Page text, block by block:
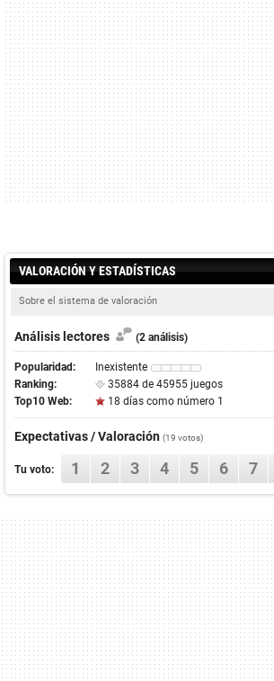
VALORACIÓN Y ESTADÍSTICAS
Sobre el sistema de valoración
Análisis lectores (2 análisis)
Popularidad: Inexistente
Ranking:
35884 de 45955 juegos
Top10 Web:
18 días como número 1
Expectativas / Valoración (19 votos)
Tu voto: 1 2 3 4 5 6 7